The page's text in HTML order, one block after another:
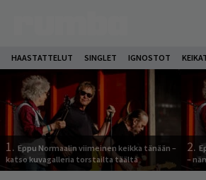
HAASTATTELUT SINGLET IGNOSTOT
1. Eppu Normaalin viimeinen keikka tänään –
katso kuvagalleria torstailta täältä
2.
–